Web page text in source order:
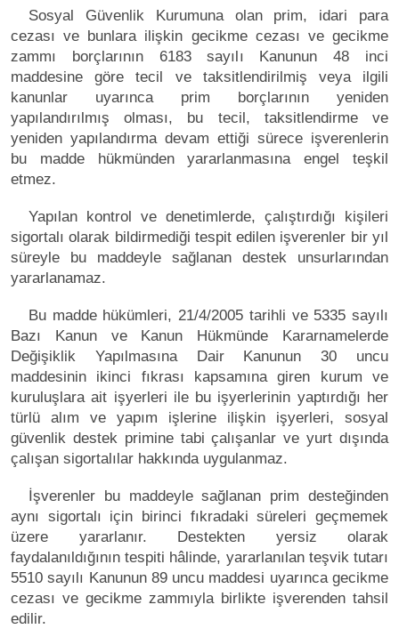
Sosyal Güvenlik Kurumuna olan prim, idari para
cezası ve bunlara ilişkin gecikme cezası ve gecikme
zammı borçlarının 6183 sayılı Kanunun 48 inci
maddesine göre tecil ve taksitlendirilmiş veya ilgili
kanunlar uyarınca prim borçlarının yeniden
yapılandırılmış olması, bu tecil, taksitlendirme ve
yeniden yapılandırma devam ettiği sürece işverenlerin
bu madde hükmünden yararlanmasına engel teşkil
etmez.
Yapılan kontrol ve denetimlerde, çalıştırdığı kişileri
sigortalı olarak bildirmediği tespit edilen işverenler bir yıl
süreyle bu maddeyle sağlanan destek unsurlarından
yararlanamaz.
Bu madde hükümleri, 21/4/2005 tarihli ve 5335 sayılı
Bazı Kanun ve Kanun Hükmünde Kararnamelerde
Değişiklik Yapılmasına Dair Kanunun 30 uncu
maddesinin ikinci fıkrası kapsamına giren kurum ve
kuruluşlara ait işyerleri ile bu işyerlerinin yaptırdığı her
türlü alım ve yapım işlerine ilişkin işyerleri, sosyal
güvenlik destek primine tabi çalışanlar ve yurt dışında
çalışan sigortalılar hakkında uygulanmaz.
İşverenler bu maddeyle sağlanan prim desteğinden
aynı sigortalı için birinci fıkradaki süreleri geçmemek
üzere yararlanır. Destekten yersiz olarak
faydalanıldığının tespiti hâlinde, yararlanılan teşvik tutarı
5510 sayılı Kanunun 89 uncu maddesi uyarınca gecikme
cezası ve gecikme zammıyla birlikte işverenden tahsil
edilir.